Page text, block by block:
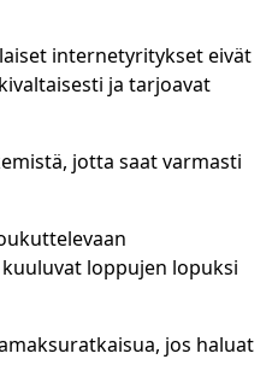
internetyritykset eivät
ja tarjoavat
jotta saat varmasti
loppujen lopuksi
jos haluat